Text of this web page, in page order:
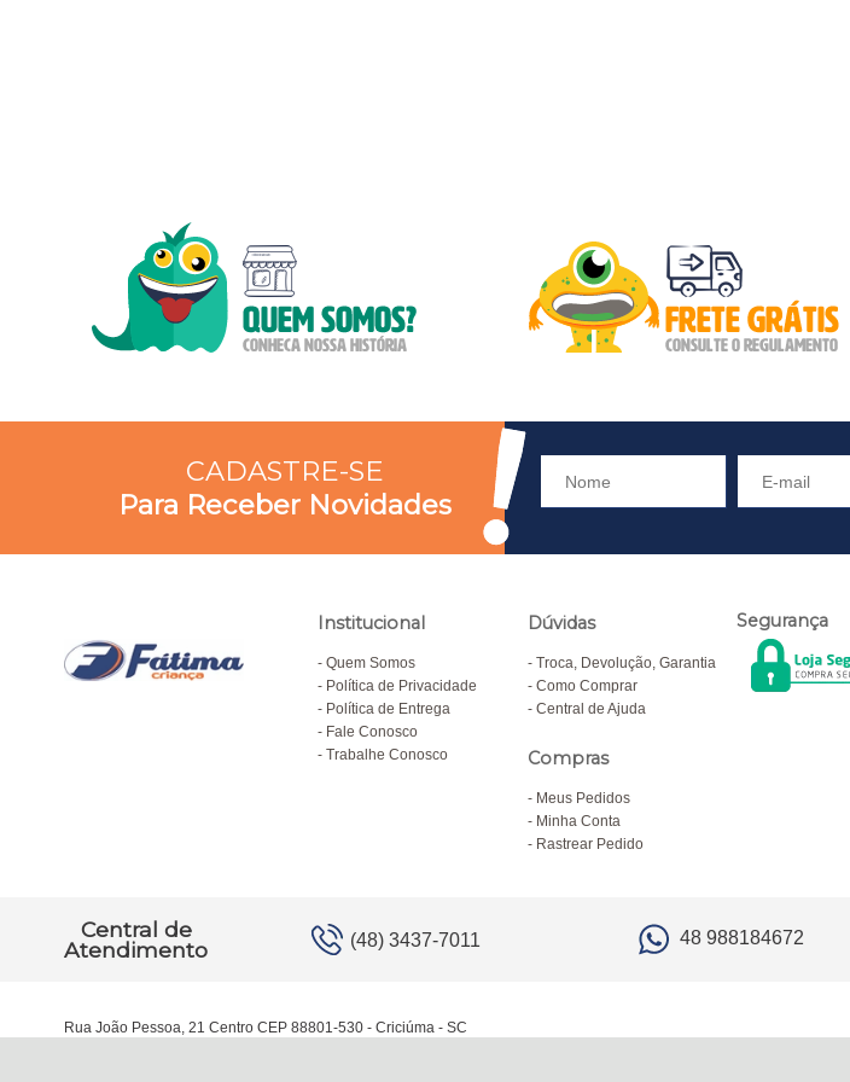
CADASTRE-SE
Para Receber Novidades
Institucional
Quem Somos
Política de Privacidade
Política de Entrega
Fale Conosco
Trabalhe Conosco
Dúvidas
Troca, Devolução, Garantia
Como Comprar
Central de Ajuda
Compras
Meus Pedidos
Minha Conta
Rastrear Pedido
Segurança
Central de
Atendimento
(48) 3437-7011 48 988184672
Rua João Pessoa, 21 Centro CEP 88801-530 - Criciúma - SC